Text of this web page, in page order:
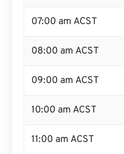
07:00 am ACST
08:00 am ACST
09:00 am ACST
10:00 am ACST
11:00 am ACST